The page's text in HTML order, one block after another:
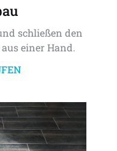
schließen den
einer Hand.